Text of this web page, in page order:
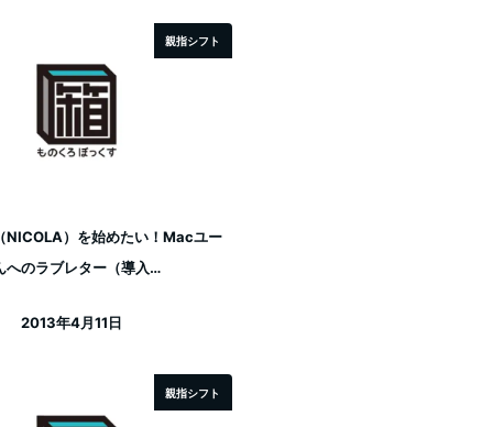
親指シフト
NICOLA）を始めたい！Macユー
へのラブレター（導入…
2013年4月11日
親指シフト